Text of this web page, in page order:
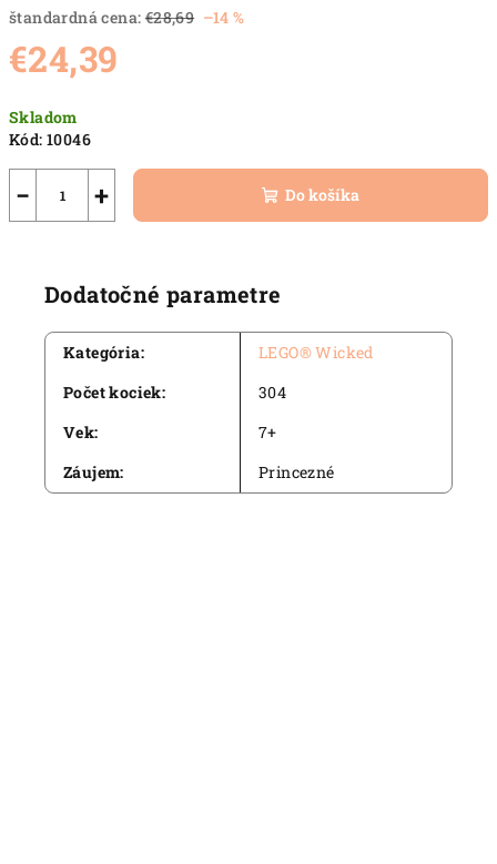
štandardná cena: €28,69 –14 %
€24,39
cena:
Skladom
Kód: 10046
+
− Do košíka
Dodatočné parametre
Kategória:
LEGO® Wicked
Počet kociek:
304
Vek:
7+
Záujem: Princezné